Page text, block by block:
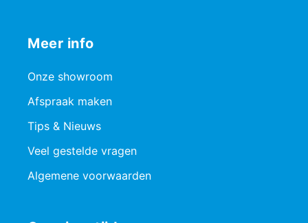
Meer info
Onze showroom
Afspraak maken
Tips & Nieuws
Veel gestelde vragen
Algemene voorwaarden